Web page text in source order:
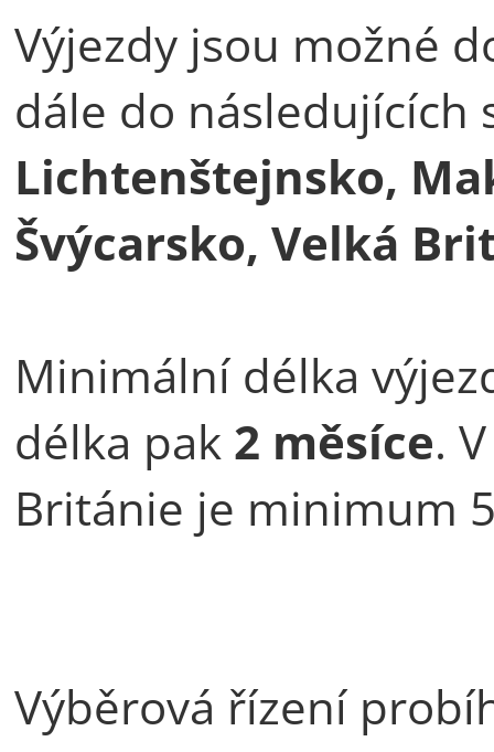
Výjezdy jsou možné
dále do následujících
Lichtenštejnsko,
Švýcarsko, Velká
Minimální délka
délka pak 2 měsíce.
Británie je minimum
Výběrová řízení